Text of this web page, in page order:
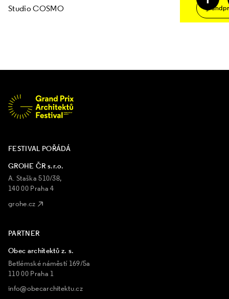
Studio COSMO
FESTIVAL POŘÁDÁ
GROHE ČR s.r.o.
A. Staška 510/38,
140 00 Praha 4
grohe.cz
PARTNER
Obec architektů z. s.
Betlémské náměstí 169/5a
110 00 Praha 1
info@obecarchitektu.cz